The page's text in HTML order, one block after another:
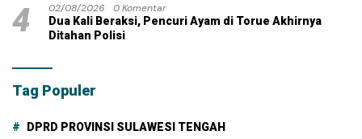
4 02/08/2026
0 Komentar
Dua Kali Beraksi, Pencuri Ayam di Torue Akhirnya
Ditahan Polisi
Tag Populer
DPRD PROVINSI SULAWESI TENGAH